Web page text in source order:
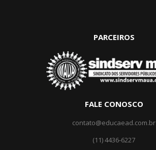
PARCEIROS
FALE CONOSCO
contato@educaead.com.br
(11) 4436-6227